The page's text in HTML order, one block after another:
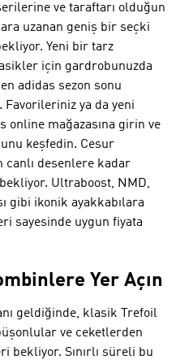
ve taraftarı olduğun
uzanan geniş bir seçki
Yeni bir tarz
için gardrobunuzda
adidas sezon sonu
ya da yeni
online mağazasına girin ve
keşfedin. Cesur
desenlere kadar
Ultraboost, NMD,
gibi ikonik ayakkabılara
sayesinde uygun fiyata
Yer Açın
geldiğinde, klasik Trefoil
ve ceketlerden
bekliyor. Sınırlı süreli bu